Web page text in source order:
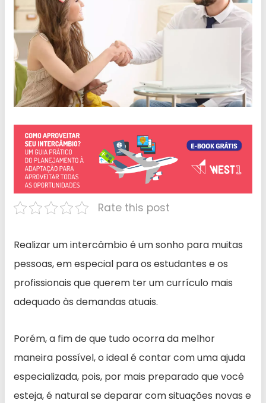
Rate this post
Realizar um intercâmbio é um sonho para muitas
pessoas, em especial para os estudantes e os
profissionais que querem ter um currículo mais
adequado às demandas atuais.
Porém, a fim de que tudo ocorra da melhor
maneira possível, o ideal é contar com uma ajuda
especializada, pois, por mais preparado que você
esteja, é natural se deparar com situações novas e